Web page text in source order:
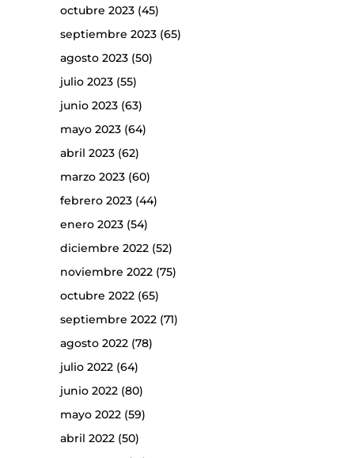
octubre 2023(45)
septiembre 2023(65)
agosto 2023(50)
julio 2023(55)
junio 2023(63)
mayo 2023(64)
abril 2023(62)
marzo 2023(60)
febrero 2023(44)
enero 2023(54)
diciembre 2022(52)
noviembre 2022(75)
octubre 2022(65)
septiembre 2022(71)
agosto 2022(78)
julio 2022(64)
junio 2022(80)
mayo 2022(59)
abril 2022(50)